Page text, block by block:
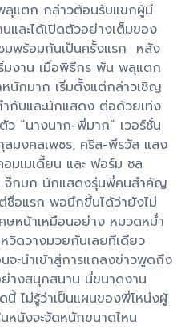
ตก กล่าวต้อนรับแขกผู้มี
และได้เปิดตัวอย่างเต็มของ
มพร้อมกันเป็นครั้งแรก หลัง
มงาน เมื่อพิธีกร พัน พลุแตก
หนักมาก เริ่มตั้งแต่กล่าวเชิญ
ำกับและนักแสดง ต่อด้วยเท่ง
ว “นางนาก-พี่มาก” เวอร์ชั่น
งคลเพชร, คริส-พีรวัส แสง
มเมเดี้ยน และ ฟอร์ม ชล
จ๊กมก นักแสดงรุ่นพี่คนสำคัญ
ชื่อแรก พอนึกขึ้นได้ว่ายังไม่
ษหน้าเหมือนอย่าง หมวดหม่ำ
วิดวางมวยกันเลยทีเดียว
จะนำเข้าสู่การแถลงข่าวพูดถึง
างสนุกสนาน นี่ขนาดงาน
ไม่รู้ว่าเป็นแผนของพี่โหน่งผู้
หนังจะจัดหนักขนาดไหน